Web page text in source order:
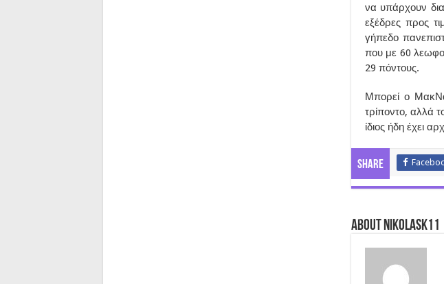
να υπάρχουν
εξέδρες προς
γήπεδο
που με 60
29 πόντους.
Μπορεί ο
τρίποντο, αλλά
ίδιος ήδη έχει
Share
About nikolask11